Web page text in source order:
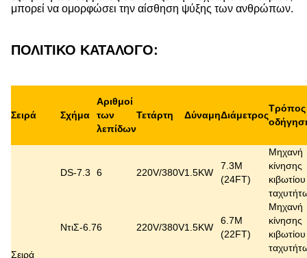
μπορεί να ομορφώσει την αίσθηση ψύξης των ανθρώπων.
ΠΟΛΙΤΙΚΟ ΚΑΤΑΛΟΓΟ:
Σειρά Σχήμα
Αριθμοί
των
λεπίδων
Τετάρτη ΔύναμηΔιάμετρος
Τρόπος
Σειρά
DS-7.3 6 220V/380V1.5KW
7.3M
(24FT)
Μηχανή
κίνησης
κιβωτίου
ΝτιΣ-6.76 220V/380V1.5KW
6.7M
(22FT)
Μηχανή
κίνησης
κιβωτίου